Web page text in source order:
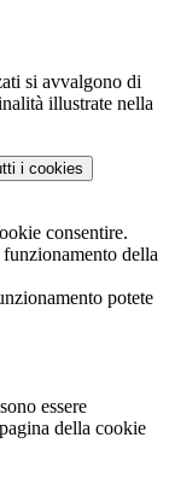
si avvalgono di
illustrate nella
i cookies
consentire.
della
potete
essere
della cookie